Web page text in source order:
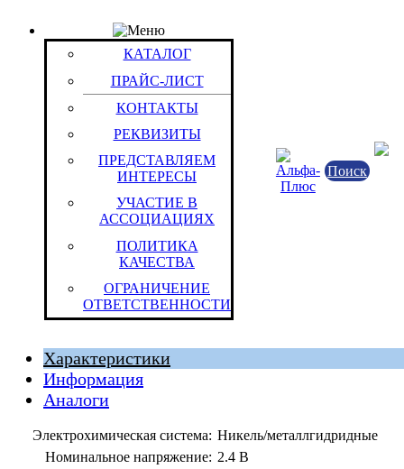
КАТАЛОГ
ПРАЙС-ЛИСТ
КОНТАКТЫ
РЕКВИЗИТЫ
ПРЕДСТАВЛЯЕМ
ИНТЕРЕСЫ
УЧАСТИЕ В
АССОЦИАЦИЯХ
ПОЛИТИКА
КАЧЕСТВА
ОГРАНИЧЕНИЕ
ОТВЕТСТВЕННОСТИ
Поиск
Товар: Батарея акк. для р/ст. AT 301-18 (Ni-MH)
Код товара: 8428
Компания Аккумуляторные
Российская Федерация
Российская Федерация
Штука (ОКЕИ:796)
Характеристики
Информация
Аналоги
Электрохимическая система: Никель/металлгидридные
Номинальное напряжение: 2.4 В